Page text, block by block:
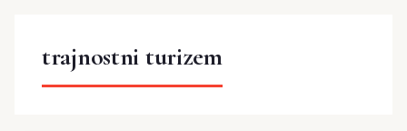
trajnostni turizem